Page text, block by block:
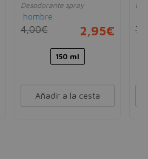
Deodorant
Desodorante spray
hombre
4,00€ 2,95€
150 ml
Añadir a la cesta